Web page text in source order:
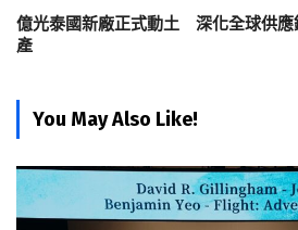
億光泰國新廠正式動土 深化全球供應
產
You May Also Like!